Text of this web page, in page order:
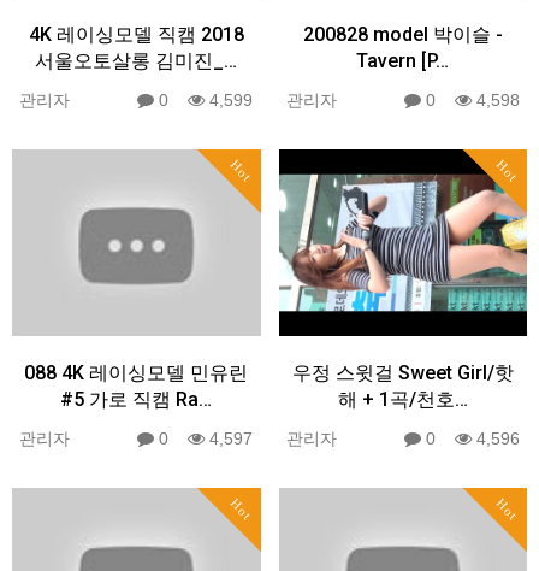
4K 레이싱모델 직캠 2018
서울오토살롱 김미진_…
관리자 0 4,599
200828 model 박이슬 -
Tavern [P…
관리자 0 4,598
Hot
088 4K 레이싱모델 민유린
#5 가로 직캠 Ra…
관리자 0 4,597
Hot
우정 스윗걸 Sweet Girl/핫
해 + 1곡/천호…
관리자 0 4,596
Hot Hot